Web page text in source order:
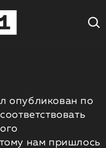
опубликован по
нам пришлось